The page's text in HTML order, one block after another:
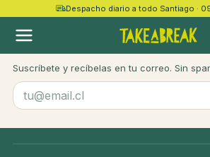
Despacho diario a todo Santiago ·
take a
Recetas, novedades y ofertas
Suscríbete y recíbelas en tu correo. Sin